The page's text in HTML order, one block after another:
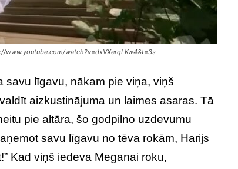
www.youtube.com/watch?v=dxVXerqLKw4&t=3s
savu līgavu, nākam pie viņa, viņš
aizkustinājuma un laimes asaras. Tā
pie altāra, šo godpilno uzdevumu
savu līgavu no tēva rokām, Harijs
Kad viņš iedeva Meganai roku,